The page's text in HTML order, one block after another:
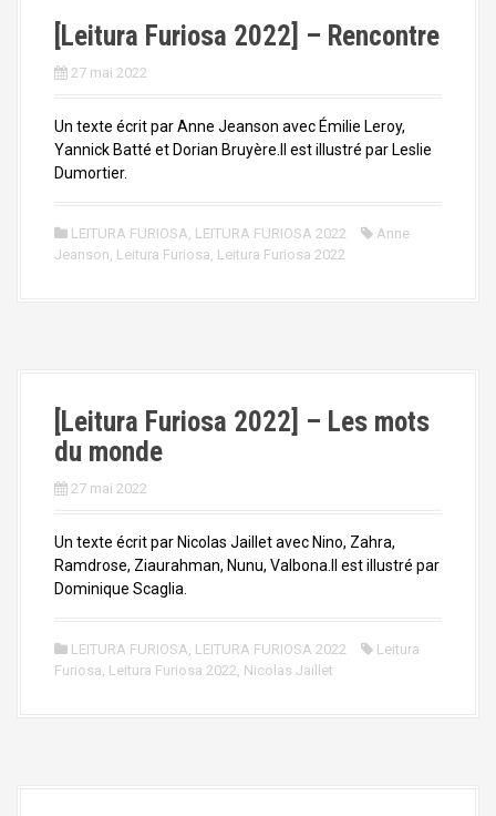
[Leitura Furiosa 2022] – Rencontre
27 mai 2022
Un texte écrit par Anne Jeanson avec Émilie Leroy,
Yannick Batté et Dorian Bruyère.Il est illustré par Leslie
Dumortier.
LEITURA FURIOSA, LEITURA FURIOSA 2022
Anne
Jeanson, Leitura Furiosa, Leitura Furiosa 2022
[Leitura Furiosa 2022] – Les mots
du monde
27 mai 2022
Un texte écrit par Nicolas Jaillet avec Nino, Zahra,
Ramdrose, Ziaurahman, Nunu, Valbona.Il est illustré par
Dominique Scaglia.
LEITURA FURIOSA, LEITURA FURIOSA 2022
Leitura
Furiosa, Leitura Furiosa 2022, Nicolas Jaillet